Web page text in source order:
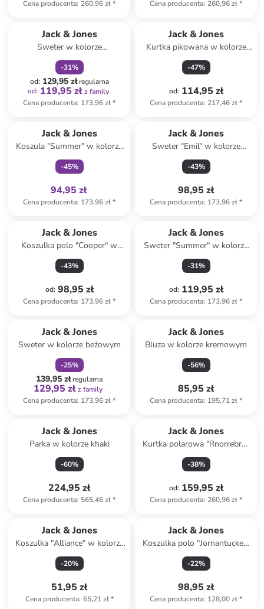
Cena producenta: 260,96 zł* Cena producenta: 260,96 zł*
Jack & Jones
Sweter w kolorze
jasnobrązowym
-31%
od: 129,95 złregularna
od: 119,95 zł z family
Cena producenta: 173,96 zł*
Jack & Jones
Kurtka pikowana w kolorze
szarym
-47%
od: 114,95 zł
Cena producenta: 217,46 zł*
Jack & Jones
Koszula "Summer" w kolorze
błękitnym
-45%
94,95 zł
Cena producenta: 173,96 zł*
Jack & Jones
Sweter "Emil" w kolorze
czarnym
-43%
98,95 zł
Cena producenta: 173,96 zł*
Jack & Jones
Koszulka polo "Cooper" w
kolorze czarnym
-43%
od: 98,95 zł
Cena producenta: 173,96 zł*
Jack & Jones
Sweter "Summer" w kolorze
beżowym
-31%
od: 119,95 zł
Cena producenta: 173,96 zł*
Jack & Jones
Sweter w kolorze beżowym
-25%
139,95 złregularna
129,95 zł z family
Cena producenta: 173,96 zł*
Jack & Jones
Bluza w kolorze kremowym
-56%
85,95 zł
Cena producenta: 195,71 zł*
Jack & Jones
Parka w kolorze khaki
-60%
224,95 zł
Cena producenta: 565,46 zł*
Jack & Jones
Kurtka polarowa "Rnorrebro"
w kolorze kremowym
-38%
od: 159,95 zł
Cena producenta: 260,96 zł*
Jack & Jones
Koszulka "Alliance" w kolorze
białym
-20%
51,95 zł
Cena producenta: 65,21 zł*
Jack & Jones
Koszulka polo "Jornantucket"
w kolorze błękitnym
-22%
98,95 zł
Cena producenta: 128,00 zł*